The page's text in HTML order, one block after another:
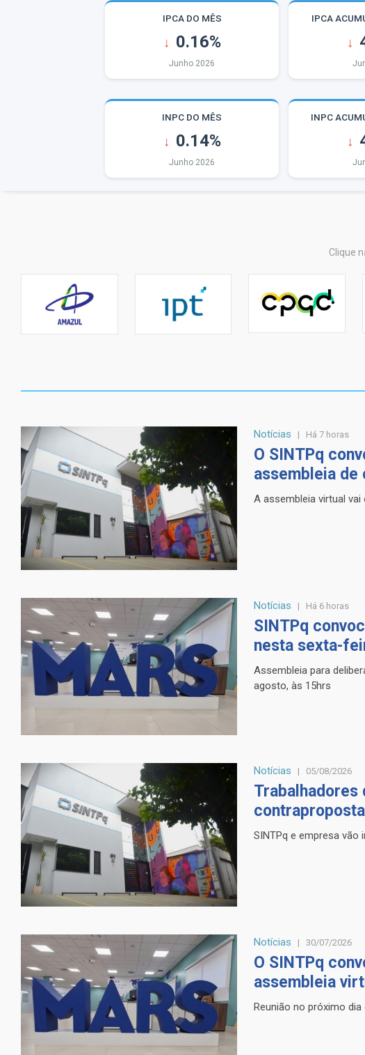
Clique
Notícias Há 7 horas
O SINTPq
assembleia
A assembleia virtual
Notícias Há 6 horas
SINTPq
nesta sexta-
Assembleia para
agosto, às 15hrs
Notícias 05/08/2026
Trabalhadores
SINTPq e empresa vão
Notícias 30/07/2026
O SINTPq
assembleia
Reunião no próximo